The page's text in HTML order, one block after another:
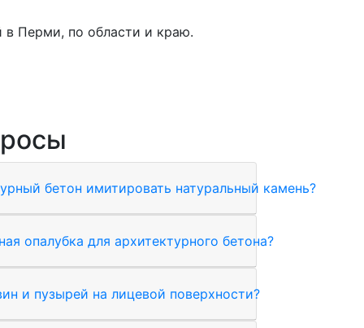
в Перми, по области и краю.
бетон имитировать натуральный камень?
опалубка для архитектурного бетона?
и пузырей на лицевой поверхности?